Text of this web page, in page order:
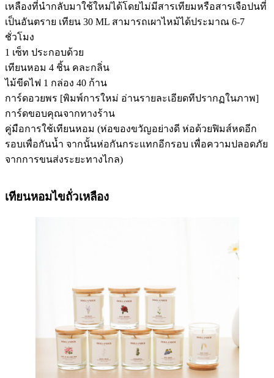
เหลืองที่นำกลับมาใช้ใหม่ได้โดยไม่มีสารเทียมหรือสารเจือปนที่
เป็นอันตราย เทียน 30 ML สามารถเผาไหม้ได้ประมาณ 6-7
ชั่วโมง
1 เซ็ท ประกอบด้วย
เทียนหอม 4 ชิ้น คละกลิ่น
ไม้ขีดไฟ 1 กล่อง 40 ก้าน
การ์ดอวยพร [พิมพ์การใหม่ อ่านรายละเอียดทีปรากฏในภาพ]
การ์ดขอบคุณจากทางร้าน
คู่มือการใช้เทียนหอม (ห่อของขวัญอย่างดี ห่อด้วยฟิมส์หดอีก
รอบเพื่อกันน้ำ จากนั้นห่อกันกระแทกอีกรอบ เพื่อความปลอดภัย
จากการขนส่งระยะทางไกล)
เทียนหอมไขถั่วเหลือง